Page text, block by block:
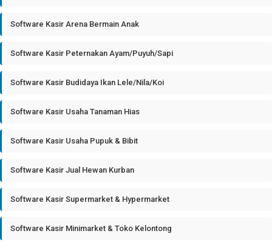
Software Kasir Arena Bermain Anak
Software Kasir Peternakan Ayam/Puyuh/Sapi
Software Kasir Budidaya Ikan Lele/Nila/Koi
Software Kasir Usaha Tanaman Hias
Software Kasir Usaha Pupuk & Bibit
Software Kasir Jual Hewan Kurban
Software Kasir Supermarket & Hypermarket
Software Kasir Minimarket & Toko Kelontong